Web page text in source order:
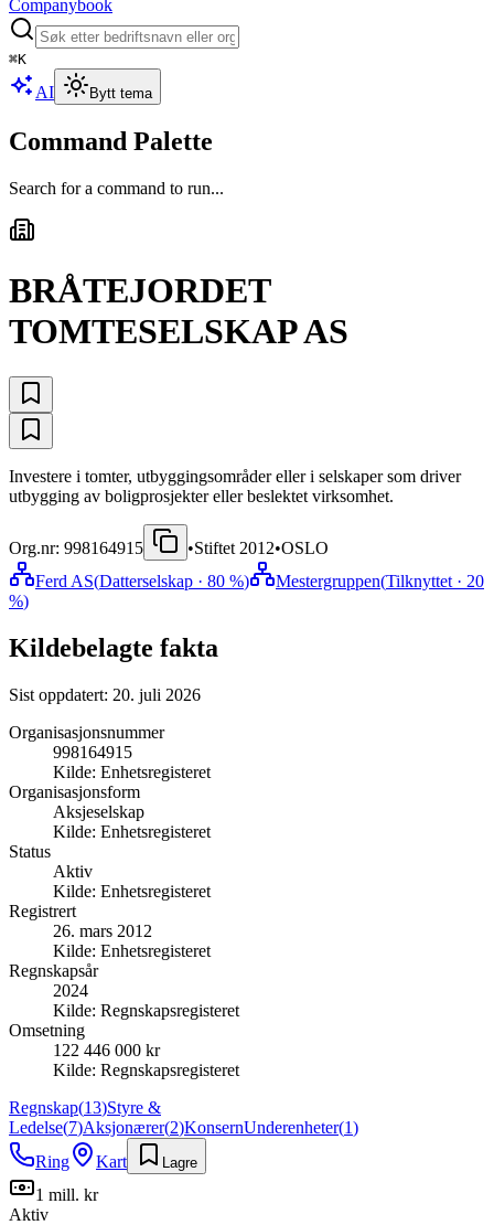
Companybook
⌘K
AI Bytt tema
Command Palette
Search for a command to run...
BRÅTEJORDET
TOMTESELSKAP AS
Investere i tomter, utbyggingsområder eller i selskaper som driver
utbygging av boligprosjekter eller beslektet virksomhet.
Org.nr: 998164915 •Stiftet 2012•OSLO
Ferd AS(Datterselskap · 80 %) Mestergruppen(Tilknyttet · 20
%)
Kildebelagte fakta
Sist oppdatert: 20. juli 2026
Organisasjonsnummer
998164915
Kilde: Enhetsregisteret
Organisasjonsform
Aksjeselskap
Kilde: Enhetsregisteret
Status
Aktiv
Kilde: Enhetsregisteret
Registrert
26. mars 2012
Kilde: Enhetsregisteret
Regnskapsår
2024
Kilde: Regnskapsregisteret
Omsetning
122 446 000 kr
Kilde: Regnskapsregisteret
Regnskap(13)Styre &
Ledelse(7)Aksjonærer(2)KonsernUnderenheter(1)
Ring
Kart Lagre
1 mill. kr
Aktiv